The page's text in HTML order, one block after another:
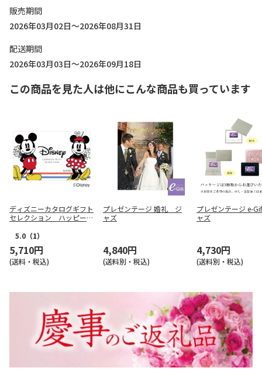
販売期間
2026年03月02日～2026年08月31日
配送期間
2026年03月03日～2026年09月18日
この商品を見た人は他にこんな商品も買っています
ディズニーカタログギフト
セレクション ハッピー
【慶事用】
5.0 （1）
5,710円
(送料・税込)
プレゼンテージ 婚礼 ジ
ャズ
4,840円
(送料別・税込)
プレゼンテージ e-
ャズ
4,730円
(送料別・税込)